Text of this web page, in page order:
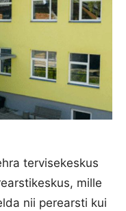
tervisekeskus
mille
nii perearsti kui